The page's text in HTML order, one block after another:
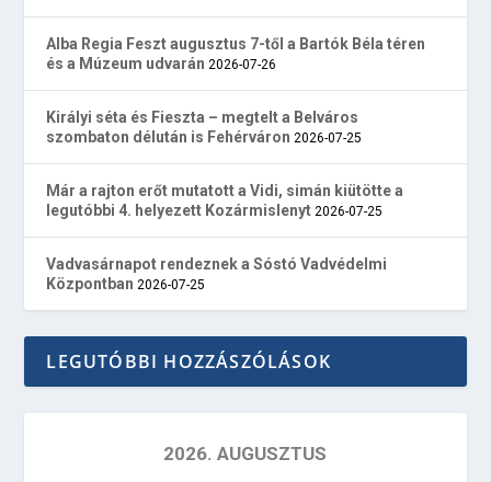
Alba Regia Feszt augusztus 7-től a Bartók Béla téren
és a Múzeum udvarán 2026-07-26
Királyi séta és Fieszta – megtelt a Belváros
szombaton délután is Fehérváron 2026-07-25
Már a rajton erőt mutatott a Vidi, simán kiütötte a
legutóbbi 4. helyezett Kozármislenyt 2026-07-25
Vadvasárnapot rendeznek a Sóstó Vadvédelmi
Központban 2026-07-25
LEGUTÓBBI HOZZÁSZÓLÁSOK
2026. AUGUSZTUS